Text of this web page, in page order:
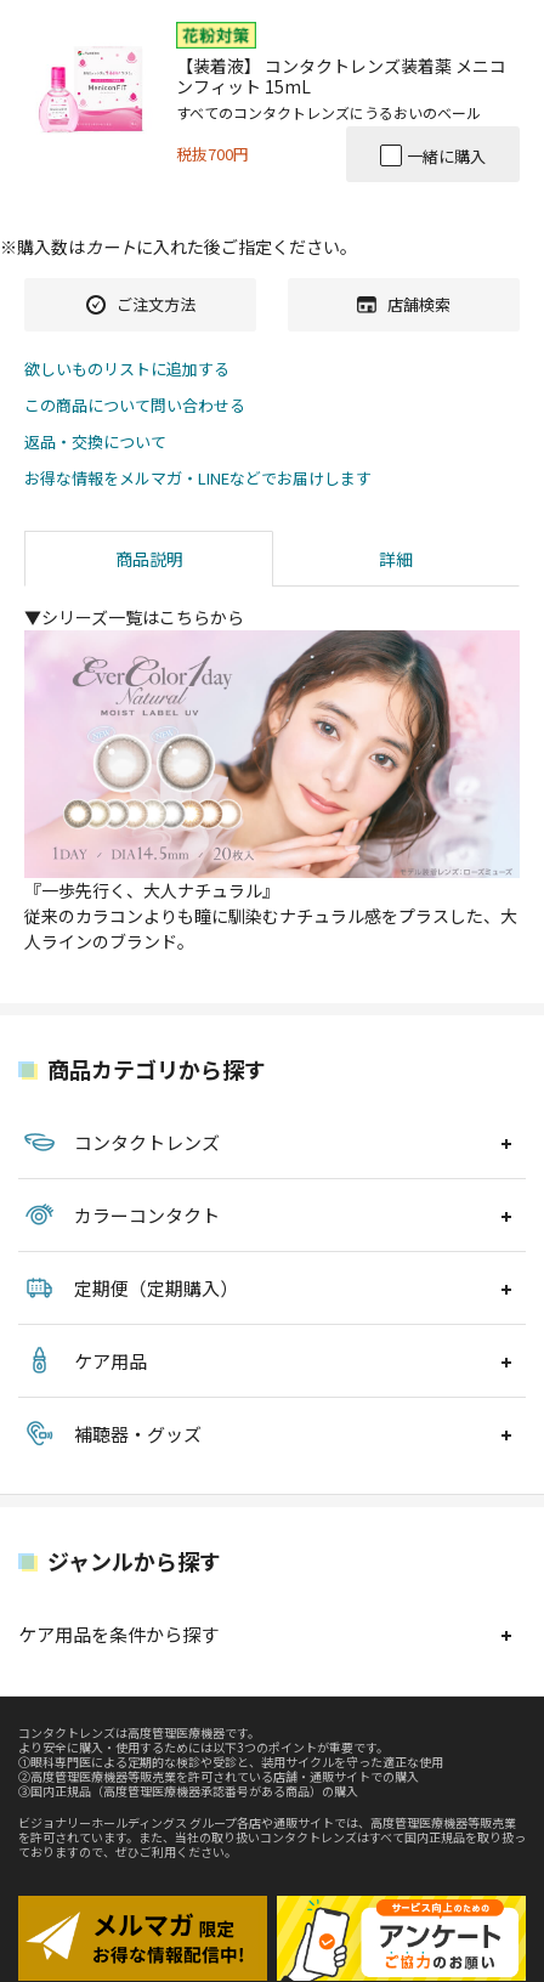
【装着液】 コンタクトレンズ装着薬 メニコ
ンフィット 15mL
すべてのコンタクトレンズにうるおいのベール
税抜700円 一緒に購入
※購入数はカートに入れた後ご指定ください。
ご注文方法 店舗検索
欲しいものリストに追加する
この商品について問い合わせる
返品・交換について
お得な情報をメルマガ・LINEなどでお届けします
商品説明 詳細
▼シリーズ一覧はこちらから
『一歩先行く、大人ナチュラル』
従来のカラコンよりも瞳に馴染むナチュラル感をプラスした、大
人ラインのブランド。
商品カテゴリから探す
コンタクトレンズ
カラーコンタクト
定期便（定期購入）
ケア用品
補聴器・グッズ
ジャンルから探す
ケア用品を条件から探す
コンタクトレンズは高度管理医療機器です。
より安全に購入・使用するためには以下3つのポイントが重要です。
①眼科専門医による定期的な検診や受診と、装用サイクルを守った適正な使用
②高度管理医療機器等販売業を許可されている店舗・通販サイトでの購入
③国内正規品（高度管理医療機器承認番号がある商品）の購入
ビジョナリーホールディングス グループ各店や通販サイトでは、高度管理医療機器等販売業
を許可されています。また、当社の取り扱いコンタクトレンズはすべて国内正規品を取り扱っ
ておりますので、ぜひご利用ください。